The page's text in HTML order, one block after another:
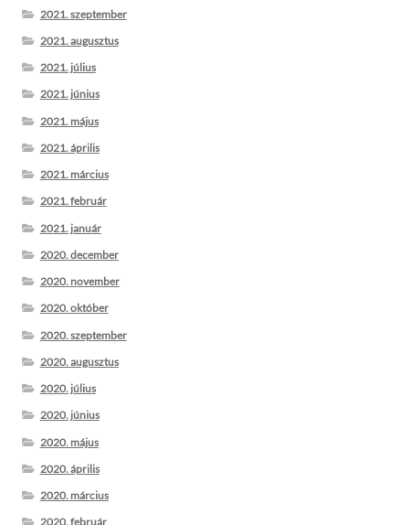
2021. szeptember
2021. augusztus
2021. július
2021. június
2021. május
2021. április
2021. március
2021. február
2021. január
2020. december
2020. november
2020. október
2020. szeptember
2020. augusztus
2020. július
2020. június
2020. május
2020. április
2020. március
2020. február